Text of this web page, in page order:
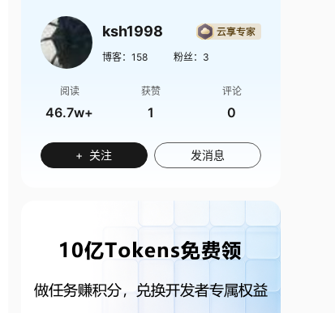
ksh1998
博客： 158 粉丝： 3
阅读
46.7w+
获赞
1
评论
0
+ 关注 发消息